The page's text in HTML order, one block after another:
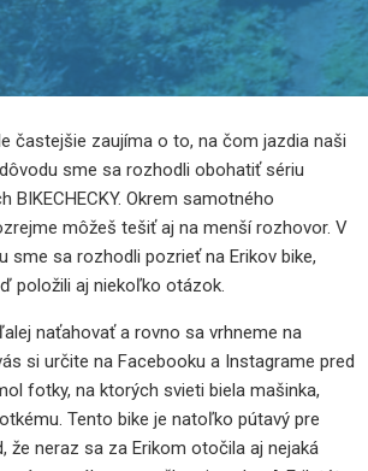
častejšie zaujíma o to, na čom jazdia naši
sme sa rozhodli obohatiť sériu
BIKECHECKY. Okrem samotného
môžeš tešiť aj na menší rozhovor. V
sme sa rozhodli pozrieť na Erikov bike,
položili aj niekoľko otázok.
naťahovať a rovno sa vrhneme na
si určite na Facebooku a Instagrame pred
fotky, na ktorých svieti biela mašinka,
Tento bike je natoľko pútavý pre
že neraz sa za Erikom otočila aj nejaká